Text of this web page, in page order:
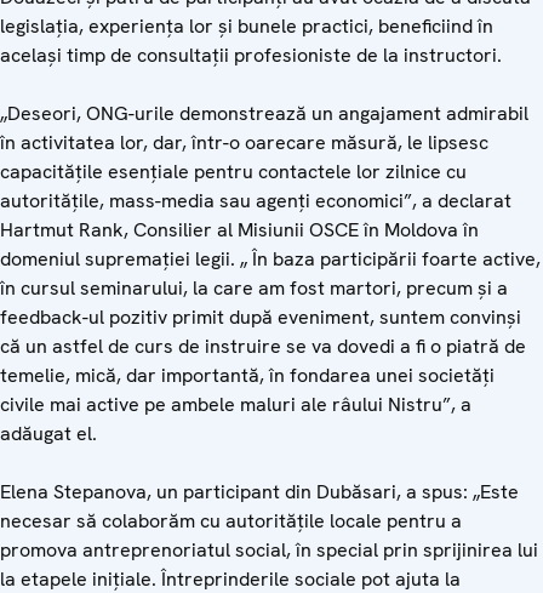
legislația, experiența lor și bunele practici, beneficiind în
același timp de consultații profesioniste de la instructori.
„Deseori, ONG-urile demonstrează un angajament admirabil
în activitatea lor, dar, într-o oarecare măsură, le lipsesc
capacitățile esențiale pentru contactele lor zilnice cu
autoritățile, mass-media sau agenți economici”, a declarat
Hartmut Rank, Consilier al Misiunii OSCE în Moldova în
domeniul supremației legii. „ În baza participării foarte active,
în cursul seminarului, la care am fost martori, precum și a
feedback-ul pozitiv primit după eveniment, suntem convinși
că un astfel de curs de instruire se va dovedi a fi o piatră de
temelie, mică, dar importantă, în fondarea unei societăți
civile mai active pe ambele maluri ale râului Nistru”, a
adăugat el.
Elena Stepanova, un participant din Dubăsari, a spus: „Este
necesar să colaborăm cu autoritățile locale pentru a
promova antreprenoriatul social, în special prin sprijinirea lui
la etapele inițiale. Întreprinderile sociale pot ajuta la